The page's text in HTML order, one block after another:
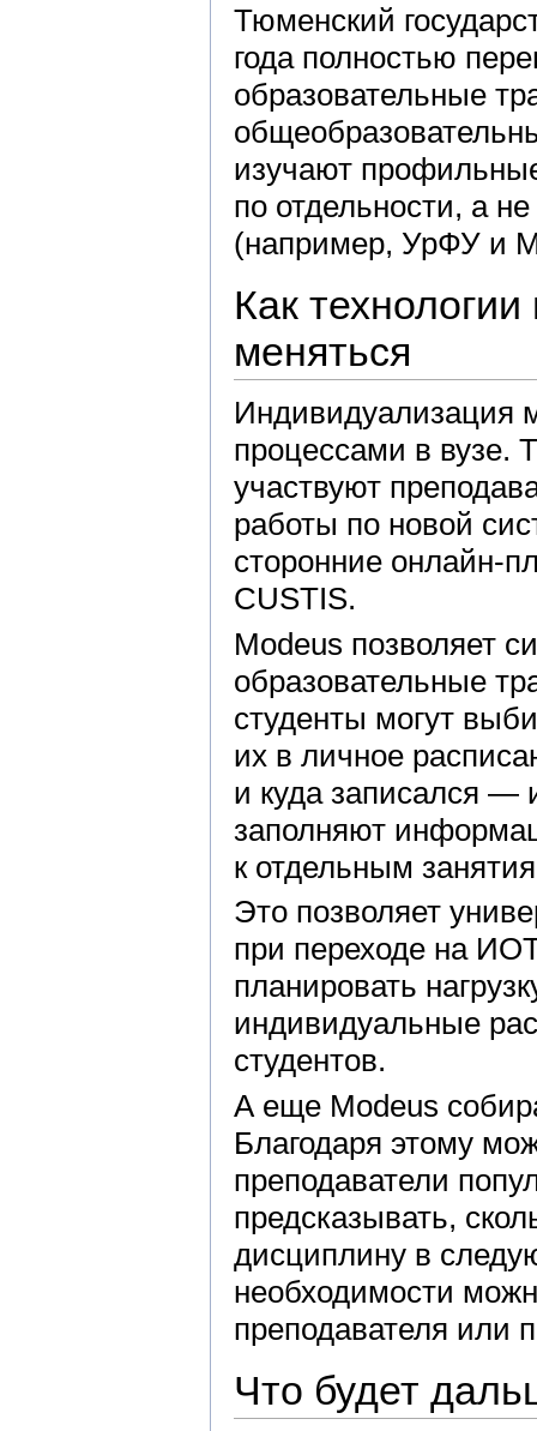
Тюменский
года полностью
образовательные
изучают
по отдельности, а
(например, УрФУ и
Как
меняться
Индивидуализация
процессами в вузе.
участвуют
работы по новой
сторонние онлайн-
CUSTIS.
Modeus позволяет
образовательные
студенты могут
их в личное
и куда записался —
заполняют
к отдельным
Это позволяет
при переходе на
планировать
индивидуальные
студентов.
А еще Modeus
Благодаря этому
преподаватели
предсказывать,
дисциплину в
необходимости
преподавателя или
Что будет